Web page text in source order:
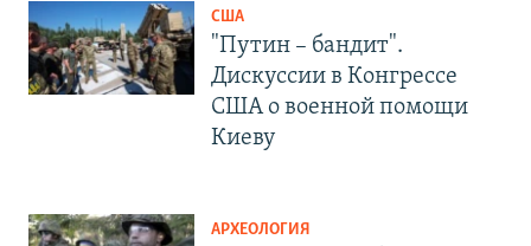
США
"Путин – бандит".
Дискуссии в Конгрессе
США о военной помощи
Киеву
АРХЕОЛОГИЯ